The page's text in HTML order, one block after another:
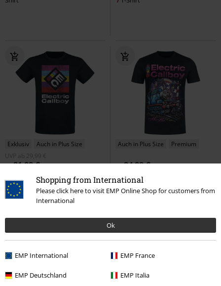
Shopping from International
Please click here to visit EMP Online Shop for customers from
International
Ok
EMP International EMP France
EMP Deutschland EMP Italia
Exklusiv
Auch in Plus Size
UVP
ab 29,99 €
ab21,99 €
Square Logo
Electric Callboy
T-Shirt
Auch in Plus Size Premium
ab24,99 €
Choo Choo - Heavyweight
Electric Callboy
T-Shirt